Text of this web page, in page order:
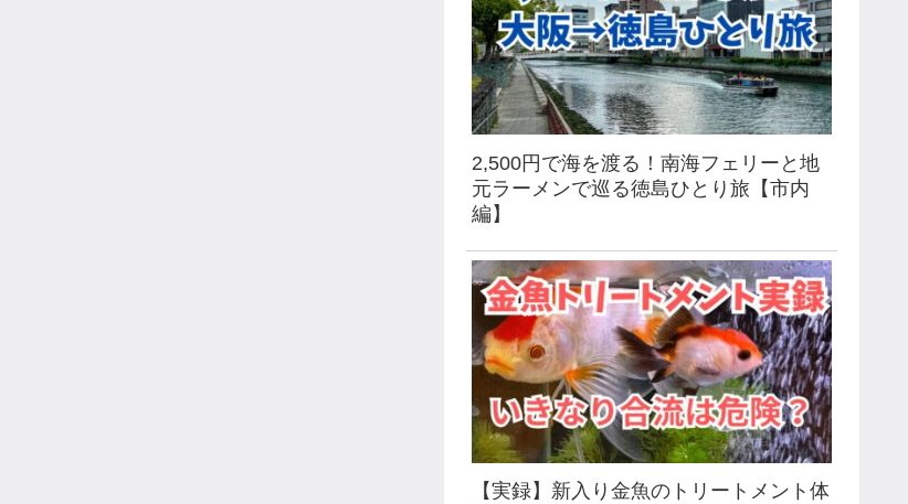
2,500円で海を渡る！南海フェリーと地
元ラーメンで巡る徳島ひとり旅【市内
編】
【実録】新入り金魚のトリートメント体